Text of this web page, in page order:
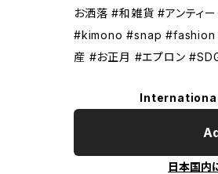
お洒落 #和雑貨 #アンティ
#kimono #snap #fashion
産 #お正月 #エプロン
日本国内